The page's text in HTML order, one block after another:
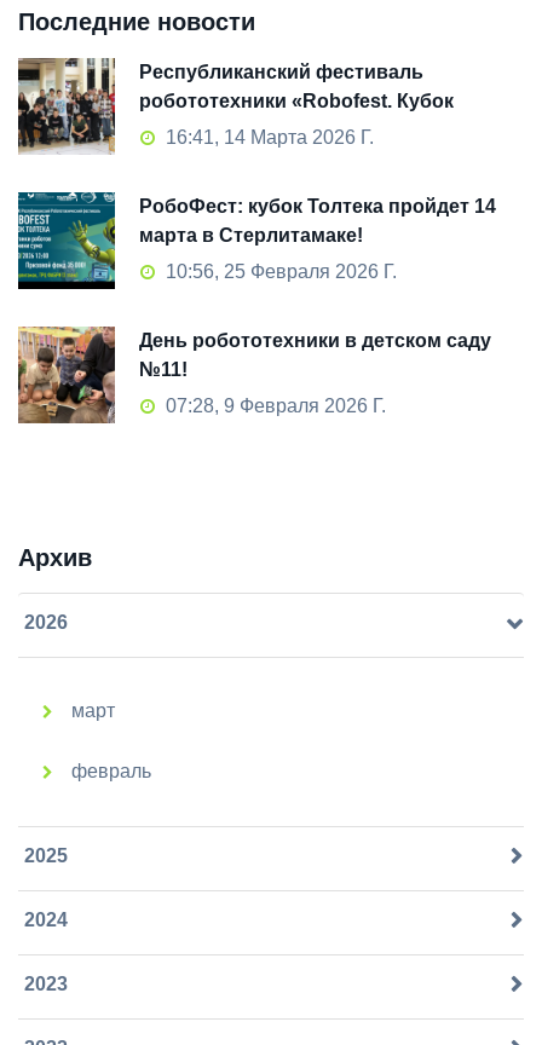
Последние новости
Республиканский фестиваль
робототехники «Robofest. Кубок
Толтека» 2026: как это было
16:41, 14 Марта 2026 Г.
РобоФест: кубок Толтека пройдет 14
марта в Стерлитамаке!
10:56, 25 Февраля 2026 Г.
День робототехники в детском саду
№11!
07:28, 9 Февраля 2026 Г.
Архив
2026
март
февраль
2025
2024
2023